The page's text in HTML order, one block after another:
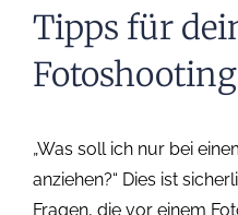
Tipps für
„Was soll ich nur bei
anziehen?“ Dies ist
Fragen, die vor einem